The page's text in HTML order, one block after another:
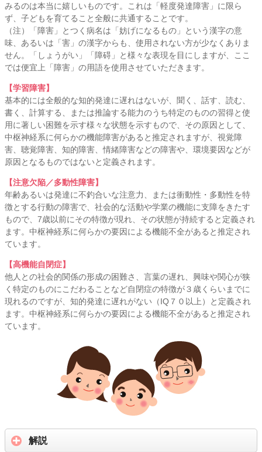
みるのは本当に嬉しいものです。これは「軽度発達障害」に限ら
ず、子どもを育てること全般に共通することです。
（注）「障害」とつく病名は「妨げになるもの」という漢字の意
味、あるいは「害」の漢字からも、使用されない方が少なくありま
せん。「しょうがい」「障碍」と様々な表現を目にしますが、ここ
では便宜上「障害」の用語を使用させていただきます。
【学習障害】
基本的には全般的な知的発達に遅れはないが、聞く、話す、読む、
書く、計算する、または推論する能力のうち特定のものの習得と使
用に著しい困難を示す様々な状態を示すもので、その原因として、
中枢神経系に何らかの機能障害があると推定されますが、視覚障
害、聴覚障害、知的障害、情緒障害などの障害や、環境要因などが
原因となるものではないと定義されます。
【注意欠陥／多動性障害】
年齢あるいは発達に不釣合いな注意力、または衝動性・多動性を特
徴とする行動の障害で、社会的な活動や学業の機能に支障をきたす
もので、7歳以前にその特徴が現れ、その状態が持続すると定義され
ます。中枢神経系に何らかの要因による機能不全があると推定され
ています。
【高機能自閉症】
他人との社会的関係の形成の困難さ、言葉の遅れ、興味や関心が狭
く特定のものにこだわることなど自閉症の特徴が３歳くらいまでに
現れるのですが、知的発達に遅れがない（IQ７０以上）と定義され
ます。中枢神経系に何らかの要因による機能不全があると推定され
ています。
解説